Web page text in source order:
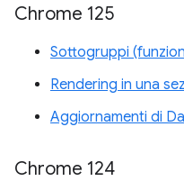
Chrome 125
Sottogruppi
Rendering in una
Aggiornamenti di
Chrome 124